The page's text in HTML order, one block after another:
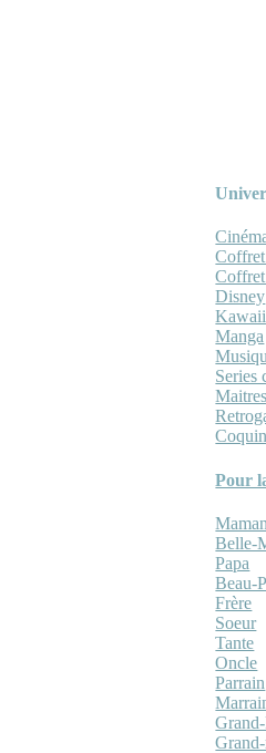
Disney
Kawaii
Manga
Series
Coquin
Pour
Maman
Belle-
Papa
Beau-
Frère
Soeur
Tante
Oncle
Parrain